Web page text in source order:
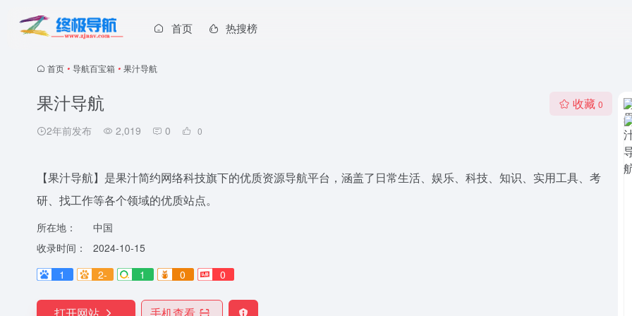
首页 热搜榜
首页 • 导航百宝箱 • 果汁导航
果汁导航
2年前发布 2,019 0 0
收藏 0
【果汁导航】是果汁简约网络科技旗下的优质资源导航平台，涵盖了日常生活、娱乐、科技、知识、实用工具、考
研、找工作等各个领域的优质站点。
所在地：
中国
收录时间：
2024-10-15
1
2- 1 0 0